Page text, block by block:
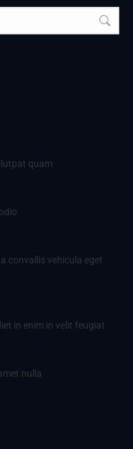
quam
convallis vehicula eget
in enim in velit feugiat
nulla